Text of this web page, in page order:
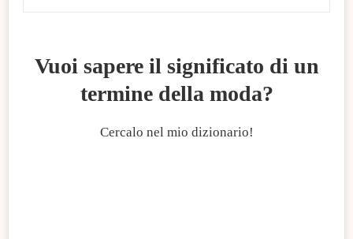
Vuoi sapere il significato di un
termine della moda?
Cercalo nel mio dizionario!